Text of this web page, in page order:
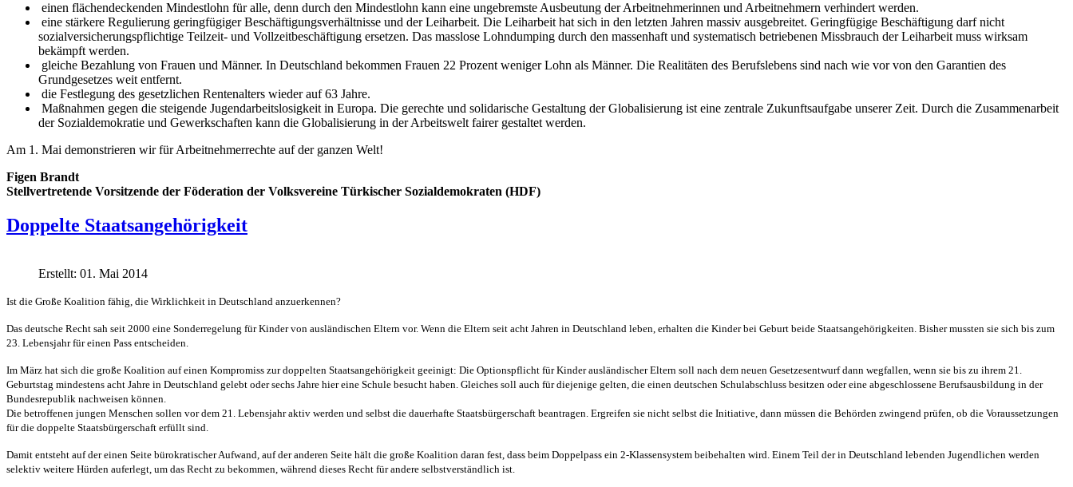
einen flächendeckenden Mindestlohn für alle, denn durch den Mindestlohn kann eine ungebremste Ausbeutung der Arbeitnehmerinnen und Arbeitnehmern verhindert werden.
eine stärkere Regulierung geringfügiger Beschäftigungsverhältnisse und der Leiharbeit. Die Leiharbeit hat sich in den letzten Jahren massiv ausgebreitet. Geringfügige Beschäftigung darf nicht
sozialversicherungspflichtige Teilzeit- und Vollzeitbeschäftigung ersetzen. Das masslose Lohndumping durch den massenhaft und systematisch betriebenen Missbrauch der Leiharbeit muss wirksam
bekämpft werden.
gleiche Bezahlung von Frauen und Männer. In Deutschland bekommen Frauen 22 Prozent weniger Lohn als Männer. Die Realitäten des Berufslebens sind nach wie vor von den Garantien des
Grundgesetzes weit entfernt.
die Festlegung des gesetzlichen Rentenalters wieder auf 63 Jahre.
Maßnahmen gegen die steigende Jugendarbeitslosigkeit in Europa. Die gerechte und solidarische Gestaltung der Globalisierung ist eine zentrale Zukunftsaufgabe unserer Zeit. Durch die Zusammenarbeit
der Sozialdemokratie und Gewerkschaften kann die Globalisierung in der Arbeitswelt fairer gestaltet werden.
Am 1. Mai demonstrieren wir für Arbeitnehmerrechte auf der ganzen Welt!
Figen Brandt
Stellvertretende Vorsitzende der Föderation der Volksvereine Türkischer Sozialdemokraten (HDF)
Doppelte Staatsangehörigkeit
Erstellt: 01. Mai 2014
Ist die Große Koalition fähig, die Wirklichkeit in Deutschland anzuerkennen?
Das deutsche Recht sah seit 2000 eine Sonderregelung für Kinder von ausländischen Eltern vor. Wenn die Eltern seit acht Jahren in Deutschland leben, erhalten die Kinder bei Geburt beide Staatsangehörigkeiten. Bisher mussten sie sich bis zum
23. Lebensjahr für einen Pass entscheiden.
Im März hat sich die große Koalition auf einen Kompromiss zur doppelten Staatsangehörigkeit geeinigt: Die Optionspflicht für Kinder ausländischer Eltern soll nach dem neuen Gesetzesentwurf dann wegfallen, wenn sie bis zu ihrem 21.
Geburtstag mindestens acht Jahre in Deutschland gelebt oder sechs Jahre hier eine Schule besucht haben. Gleiches soll auch für diejenige gelten, die einen deutschen Schulabschluss besitzen oder eine abgeschlossene Berufsausbildung in der
Bundesrepublik nachweisen können.
Die betroffenen jungen Menschen sollen vor dem 21. Lebensjahr aktiv werden und selbst die dauerhafte Staatsbürgerschaft beantragen. Ergreifen sie nicht selbst die Initiative, dann müssen die Behörden zwingend prüfen, ob die Voraussetzungen
für die doppelte Staatsbürgerschaft erfüllt sind.
Damit entsteht auf der einen Seite bürokratischer Aufwand, auf der anderen Seite hält die große Koalition daran fest, dass beim Doppelpass ein 2-Klassensystem beibehalten wird. Einem Teil der in Deutschland lebenden Jugendlichen werden
selektiv weitere Hürden auferlegt, um das Recht zu bekommen, während dieses Recht für andere selbstverständlich ist.